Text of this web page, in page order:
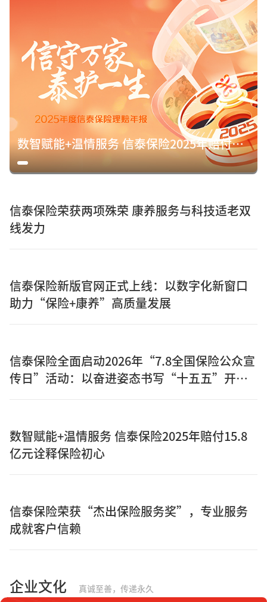
数智赋能+温情服务 信泰保险2025年赔付15.8亿元诠释保险初心
信泰保险荣获两项殊荣 康养服务与科技适老双
线发力
信泰保险新版官网正式上线：以数字化新窗口
助力“保险+康养”高质量发展
信泰保险全面启动2026年“7.8全国保险公众宣
传日”活动：以奋进姿态书写“十五五”开局
数智赋能+温情服务 信泰保险2025年赔付15.8
亿元诠释保险初心
信泰保险荣获“杰出保险服务奖”，专业服务
成就客户信赖
企业文化 真诚至善，传递永久